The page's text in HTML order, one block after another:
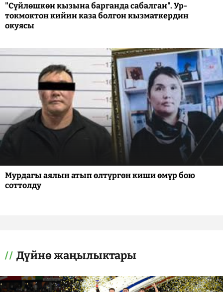
"Сүйлөшкөн кызына барганда сабалган". Ур-
токмоктон кийин каза болгон кызматкердин
окуясы
Мурдагы аялын атып өлтүргөн киши өмүр бою
соттолду
Дүйнө жаңылыктары